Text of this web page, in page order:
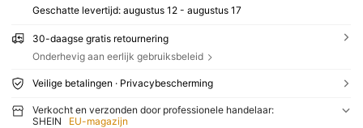
Geschatte levertijd: augustus 12 - augustus 17
30-daagse gratis retournering
Onderhevig aan eerlijk gebruiksbeleid
Veilige betalingen · Privacybescherming
Verkocht en verzonden door professionele handelaar:
SHEIN
EU-magazijn